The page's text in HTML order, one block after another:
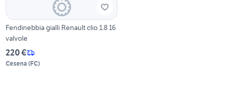
Fendinebbia gialli Renault clio 1.8 16
valvole
220 €
Cesena (FC)